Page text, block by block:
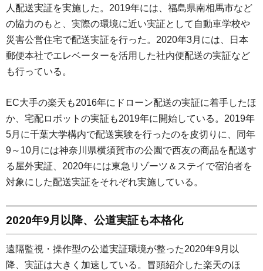
人配送実証を実施した。2019年には、福島県南相馬市など
の協力のもと、実際の環境に近い実証として自動車学校や
災害公営住宅で配送実証を行った。2020年3月には、日本
郵便本社でエレベーターを活用した社内便配送の実証など
も行っている。
EC大手の楽天も2016年にドローン配送の実証に着手したほ
か、宅配ロボットの実証も2019年に開始している。2019年
5月に千葉大学構内で配送実験を行ったのを皮切りに、同年
9～10月には神奈川県横須賀市の公園で西友の商品を配送す
る屋外実証、2020年には東急リゾーツ＆ステイで宿泊者を
対象にした配送実証をそれぞれ実施している。
2020年9月以降、公道実証も本格化
遠隔監視・操作型の公道実証環境が整った2020年9月以
降、実証は大きく加速している。冒頭紹介した楽天のほ